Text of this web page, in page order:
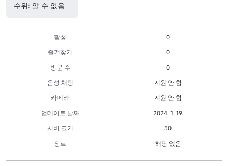
수위: 알 수 없음
활성
0
즐겨찾기
0
방문 수
0
음성 채팅
지원 안 함
카메라
지원 안 함
업데이트 날짜
2024. 1. 19.
서버 크기
50
장르
해당 없음